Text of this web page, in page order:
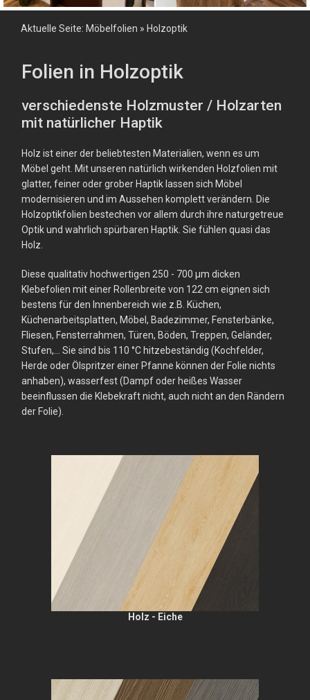
Aktuelle Seite: Möbelfolien » Holzoptik
Folien in Holzoptik
verschiedenste Holzmuster / Holzarten
mit natürlicher Haptik
Holz ist einer der beliebtesten Materialien, wenn es um
Möbel geht. Mit unseren natürlich wirkenden Holzfolien mit
glatter, feiner oder grober Haptik lassen sich Möbel
modernisieren und im Aussehen komplett verändern. Die
Holzoptikfolien bestechen vor allem durch ihre naturgetreue
Optik und wahrlich spürbaren Haptik. Sie fühlen quasi das
Holz.
Diese qualitativ hochwertigen 250 - 700 µm dicken
Klebefolien mit einer Rollenbreite von 122 cm eignen sich
bestens für den Innenbereich wie z.B. Küchen,
Küchenarbeitsplatten, Möbel, Badezimmer, Fensterbänke,
Fliesen, Fensterrahmen, Türen, Böden, Treppen, Geländer,
Stufen,... Sie sind bis 110 °C hitzebeständig (Kochfelder,
Herde oder Ölspritzer einer Pfanne können der Folie nichts
anhaben), wasserfest (Dampf oder heißes Wasser
beeinflussen die Klebekraft nicht, auch nicht an den Rändern
der Folie).
Holz - Eiche